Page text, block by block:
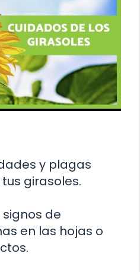
y plagas
girasoles.
de
en las hojas o